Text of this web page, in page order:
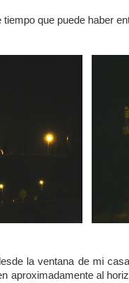
que puede haber
la ventana de mi
aproximadamente al